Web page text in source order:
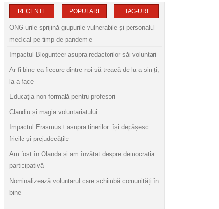
RECENTE POPULARE TAG-URI
ONG-urile sprijină grupurile vulnerabile și personalul
medical pe timp de pandemie
Impactul Blogunteer asupra redactorilor săi voluntari
Ar fi bine ca fiecare dintre noi să treacă de la a simți,
la a face
Educația non-formală pentru profesori
Claudiu și magia voluntariatului
Impactul Erasmus+ asupra tinerilor: își depășesc
fricile și prejudecățile
Am fost în Olanda și am învățat despre democrația
participativă
Nominalizează voluntarul care schimbă comunități în
bine